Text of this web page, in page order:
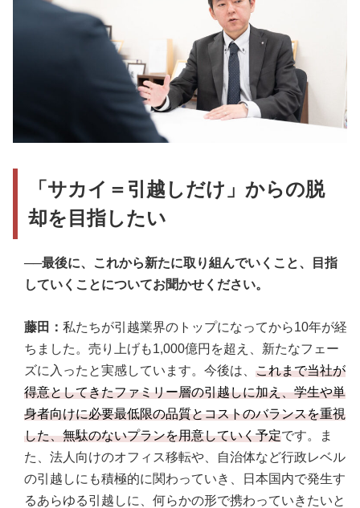
「サカイ＝引越しだけ」からの脱
却を目指したい
──最後に、これから新たに取り組んでいくこと、目指
していくことについてお聞かせください。
藤田： 私たちが引越業界のトップになってから10年が経
ちました。売り上げも1,000億円を超え、新たなフェー
ズに入ったと実感しています。今後は、 これまで当社が
得意としてきたファミリー層の引越しに加え、学生や単
身者向けに必要最低限の品質とコストのバランスを重視
した、無駄のないプランを用意していく予定です。ま
た、法人向けのオフィス移転や、自治体など行政レベル
の引越しにも積極的に関わっていき、日本国内で発生す
るあらゆる引越しに、何らかの形で携わっていきたいと